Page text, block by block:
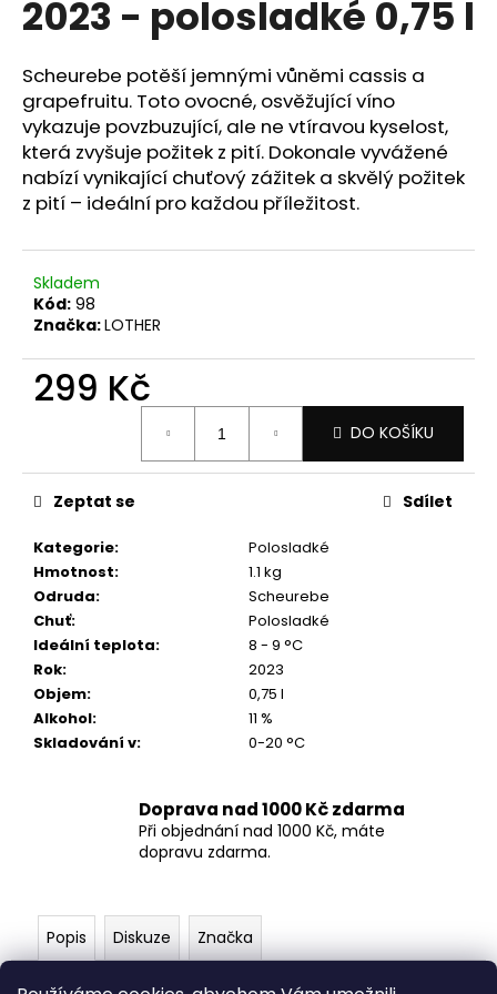
2023 - polosladké 0,75 l
Scheurebe potěší jemnými vůněmi cassis a
grapefruitu. Toto ovocné, osvěžující víno
vykazuje povzbuzující, ale ne vtíravou kyselost,
která zvyšuje požitek z pití. Dokonale vyvážené
nabízí vynikající chuťový zážitek a skvělý požitek
z pití – ideální pro každou příležitost.
Skladem
Kód: 98
Značka:LOTHER
299 Kč
DO KOŠÍKU
Kategorie:
Polosladké
Hmotnost:
1.1 kg
Odruda:
Scheurebe
Chuť:
Polosladké
Ideální teplota:
8 - 9 °C
Rok:
2023
Objem:
0,75 l
Alkohol:
11 %
Skladování v: 0-20 °C
Zeptat se Sdílet
Doprava nad 1000 Kč zdarma
Při objednání nad 1000 Kč, máte
dopravu zdarma.
Popis Diskuze Značka
a
í
t
?
HLEDAT
D
o
p
u
č
e
m
e
ZÁVIŠKA
ESPOSITO
SAUVIGNON